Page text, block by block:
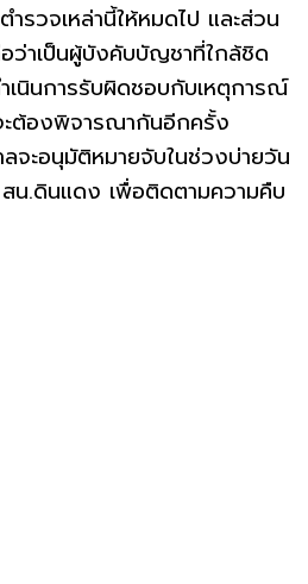
รวจเหล่านี้ให้หมดไป และส่วน
าเป็นผู้บังคับบัญชาที่ใกล้ชิด
เนินการรับผิดชอบกับเหตุการณ์
ต้องพิจารณากันอีกครั้ง
จะอนุมัติหมายจับในช่วงบ่ายวัน
น.ดินแดง เพื่อติดตามความคืบ